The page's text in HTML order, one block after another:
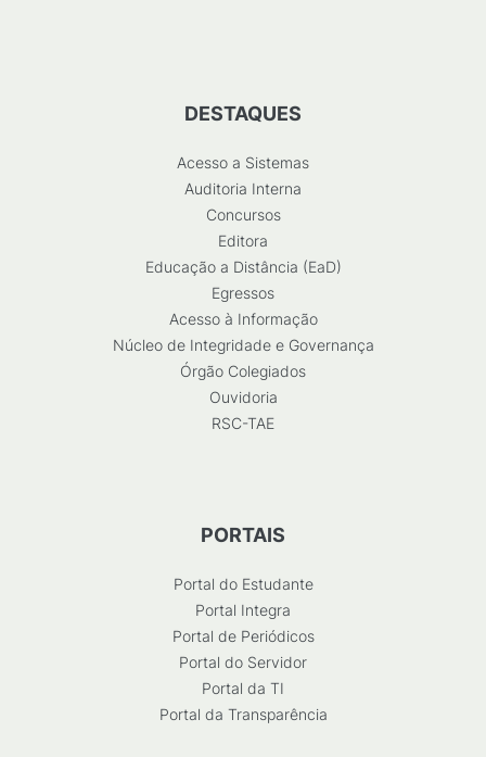
DESTAQUES
Acesso a Sistemas
Auditoria Interna
Concursos
Editora
Educação a Distância (EaD)
Egressos
Acesso à Informação
Núcleo de Integridade e Governança
Órgão Colegiados
Ouvidoria
RSC-TAE
PORTAIS
Portal do Estudante
Portal Integra
Portal de Periódicos
Portal do Servidor
Portal da TI
Portal da Transparência